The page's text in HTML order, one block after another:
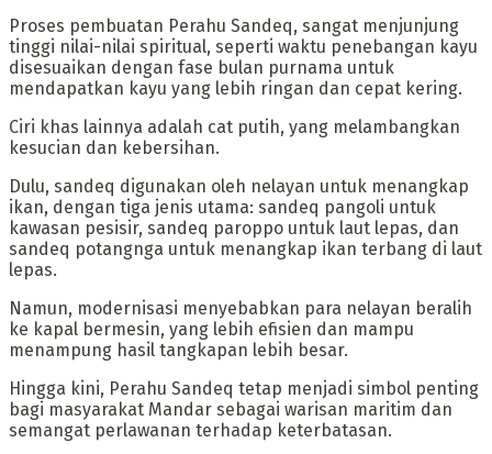
‎Proses pembuatan Perahu Sandeq, sangat menjunjung
tinggi nilai-nilai spiritual, seperti waktu penebangan kayu
disesuaikan dengan fase bulan purnama untuk
mendapatkan kayu yang lebih ringan dan cepat kering.
Ciri khas lainnya adalah cat putih, yang melambangkan
kesucian dan kebersihan.
Dulu, sandeq digunakan oleh nelayan untuk menangkap
ikan, dengan tiga jenis utama: sandeq pangoli untuk
kawasan pesisir, sandeq paroppo untuk laut lepas, dan
sandeq potangnga untuk menangkap ikan terbang di laut
lepas.
Namun, modernisasi menyebabkan para nelayan beralih
ke kapal bermesin, yang lebih efisien dan mampu
menampung hasil tangkapan lebih besar.
‎Hingga kini, Perahu Sandeq tetap menjadi simbol penting
bagi masyarakat Mandar sebagai warisan maritim dan
semangat perlawanan terhadap keterbatasan.